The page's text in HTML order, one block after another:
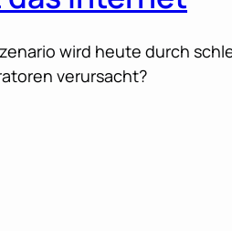
wird heute durch
verursacht?